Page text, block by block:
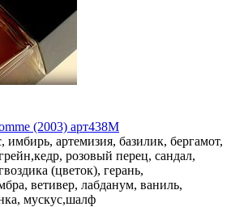
(2003) арт438M
артемизия, базилик, бергамот,
розовый перец, сандал,
(цветок), герань,
ветивер, лабданум, ваниль,
мускус,шалф